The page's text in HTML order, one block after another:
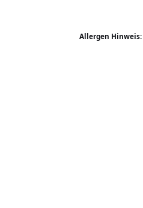
Allergen Hinweis: